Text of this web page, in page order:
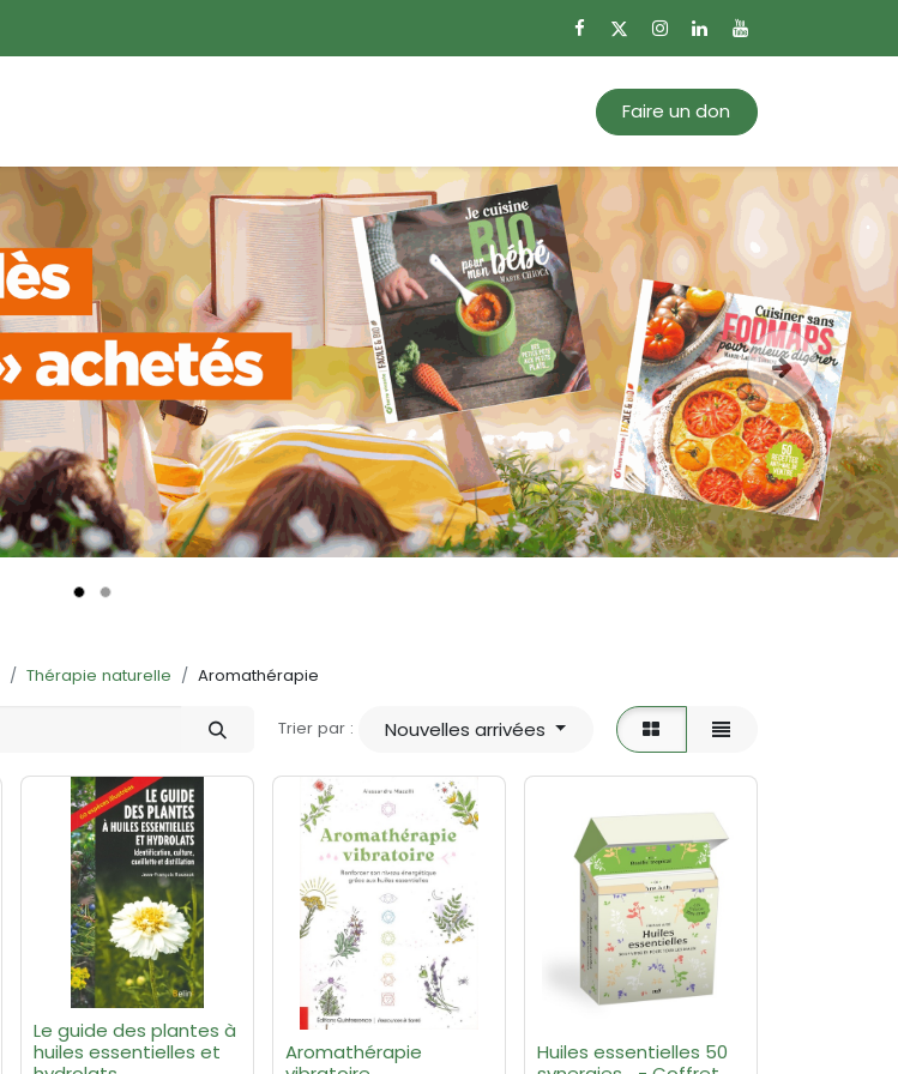
Faire un don
Suivant
Thérapie naturelle Aromathérapie
Trier par : Nouvelles arrivées
Le guide des plantes à
huiles essentielles et
Aromathérapie
Huiles essentielles 50